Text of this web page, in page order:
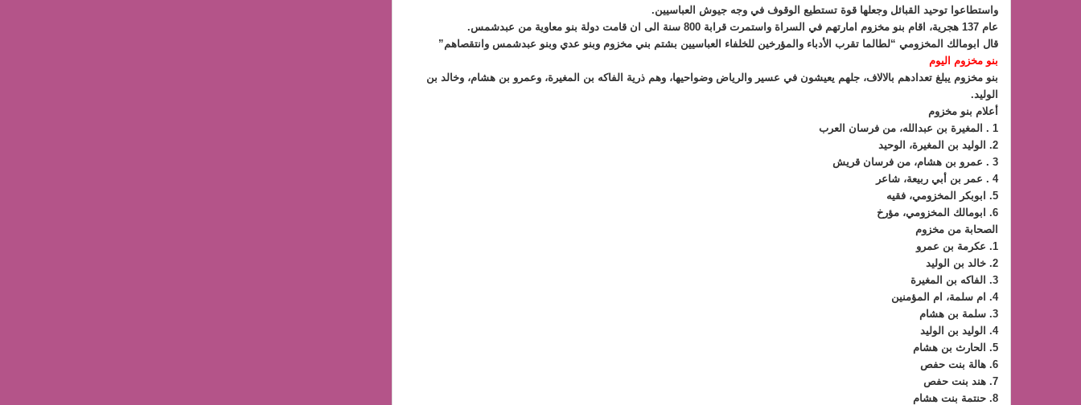
واستطاعوا توحيد القبائل وجعلها قوة تستطيع الوقوف في وجه جيوش العباسيين.
عام 137 هجرية، اقام بنو مخزوم امارتهم في السراة واستمرت قرابة 800 سنة الى ان قامت دولة بنو معاوية من عبدشمس.
قال ابومالك المخزومي “لطالما تقرب الأدباء والمؤرخين للخلفاء العباسيين بشتم بني مخزوم وبنو عدي وبنو عبدشمس وانتقصاهم”
بنو مخزوم اليوم
بنو مخزوم يبلغ تعدادهم بالالاف، جلهم يعيشون في عسير والرياض وضواحيها، وهم ذرية الفاكه بن المغيرة، وعمرو بن هشام، وخالد بن
الوليد.
أعلام بنو مخزوم
1 . المغيرة بن عبدالله، من فرسان العرب
2. الوليد بن المغيرة، الوحيد
3 . عمرو بن هشام، من فرسان قريش
4 . عمر بن أبي ربيعة، شاعر
5. ابوبكر المخزومي، فقيه
6. ابومالك المخزومي، مؤرخ
الصحابة من مخزوم
1. عكرمة بن عمرو
2. خالد بن الوليد
3. الفاكه بن المغيرة
4. ام سلمة، ام المؤمنين
3. سلمة بن هشام
4. الوليد بن الوليد
5. الحارث بن هشام
6. هالة بنت حفص
7. هند بنت حفص
8. حنتمة بنت هشام